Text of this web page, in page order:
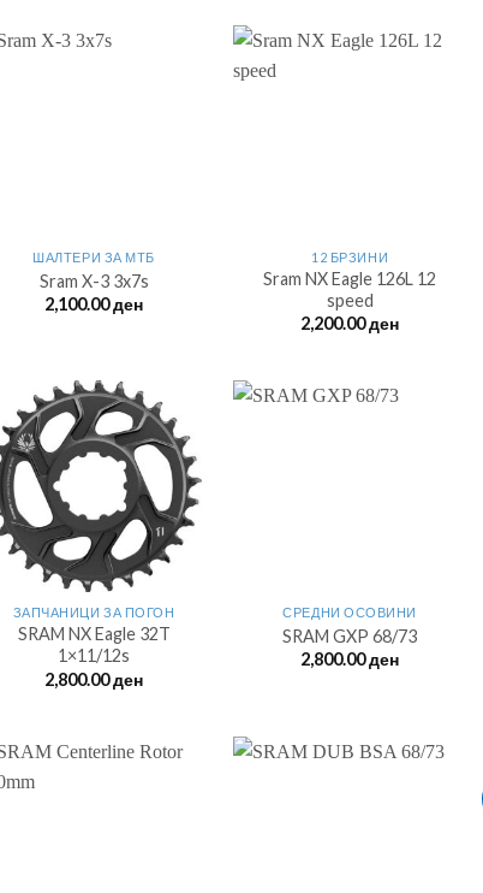
ШАЛТЕРИ ЗА МTБ
Sram X-3 3x7s
2,100.00ден
12 БРЗИНИ
Sram NX Eagle 126L 12
speed
2,200.00ден
ЗАПЧАНИЦИ ЗА ПОГОН
SRAM NX Eagle 32T
1×11/12s
2,800.00ден
СРЕДНИ ОСОВИНИ
SRAM GXP 68/73
2,800.00ден